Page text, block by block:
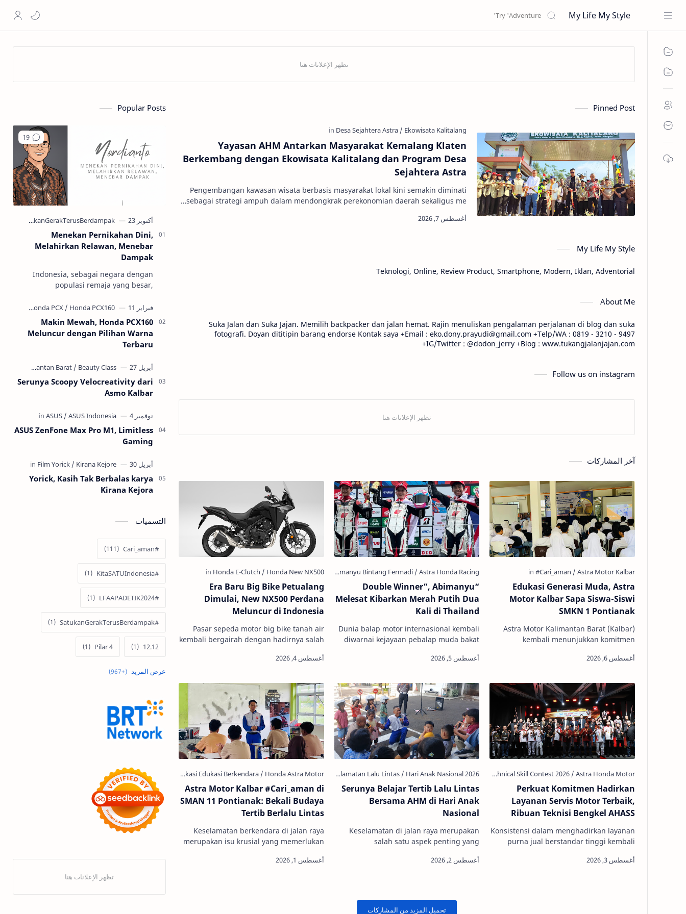
My Life My Style
Pinned Post
Yayasan AHM Antarkan Masyarakat Kemalang Klaten
Berkembang dengan Ekowisata Kalitalang dan Program Desa
Sejahtera Astra
Pengembangan kawasan wisata berbasis masyarakat lokal kini semakin diminati
sebagai strategi ampuh dalam mendongkrak perekonomian daerah sekaligus me…
My Life My Style
Teknologi, Online, Review Product, Smartphone, Modern, Iklan, Adventorial
About Me
Suka Jalan dan Suka Jajan. Memilih backpacker dan jalan hemat. Rajin menuliskan pengalaman perjalanan di blog dan suka
fotografi. Doyan dititipin barang endorse Kontak saya +Email : eko.dony.prayudi@gmail.com +Telp/WA : 0819 - 3210 - 9497
+IG/Twitter : @dodon_jerry +Blog : www.tukangjalanjajan.com
Follow us on instagram
آخر المشاركات
Edukasi Generasi Muda, Astra
Motor Kalbar Sapa Siswa-Siswi
SMKN 1 Pontianak
Astra Motor Kalimantan Barat (Kalbar)
kembali menunjukkan komitmen
pengguna jalan raya, khususnya di
“Double Winner”, Abimanyu
Melesat Kibarkan Merah Putih Dua
Kali di Thailand
Dunia balap motor internasional kembali
diwarnai kejayaan pebalap muda bakat
(AHM) menunjukkan dominasi impre…
Era Baru Big Bike Petualang
Dimulai, New NX500 Perdana
Meluncur di Indonesia
Pasar sepeda motor big bike tanah air
kembali bergairah dengan hadirnya salah
Motor (AHM). Bagi para pecinta…
Perkuat Komitmen Hadirkan
Layanan Servis Motor Terbaik,
Ribuan Teknisi Bengkel AHASS
Asah Kompetensi di Technical Skill
Contest
Konsistensi dalam menghadirkan layanan
purna jual berstandar tinggi kembali
(AHM) melalui ajang tahunan Astra H…
Serunya Belajar Tertib Lalu Lintas
Bersama AHM di Hari Anak
Nasional
Keselamatan di jalan raya merupakan
salah satu aspek penting yang
seluruh lapisan masyarakat. Bertepatan
Astra Motor Kalbar #Cari_aman di
SMAN 11 Pontianak: Bekali Budaya
Tertib Berlalu Lintas
Keselamatan berkendara di jalan raya
merupakan isu krusial yang memerlukan
pihak. Komitmen nyata dalam menekan …
Popular Posts
Menekan Pernikahan Dini,
Melahirkan Relawan, Menebar
Dampak
Indonesia, sebagai negara dengan
populasi remaja yang besar,
masa depan generasinya: pernikahan
usia anak atau per…
Makin Mewah, Honda PCX160
Meluncur dengan Pilihan Warna
Terbaru
Serunya Scoopy Velocreativity dari
Asmo Kalbar
ASUS ZenFone Max Pro M1, Limitless
Gaming
Yorick, Kasih Tak Berbalas karya
Kirana Kejora
التسميات
#Cari_aman
#KitaSATUIndonesia
#LFAAPADETIK2024
#SatukanGerakTerusBerdampak
12.12
4 Pilar
60 Tahun
Abimanyu Bintang Fermadi
Acer Indonesia
Adira Expo Bogor
Adira Finance